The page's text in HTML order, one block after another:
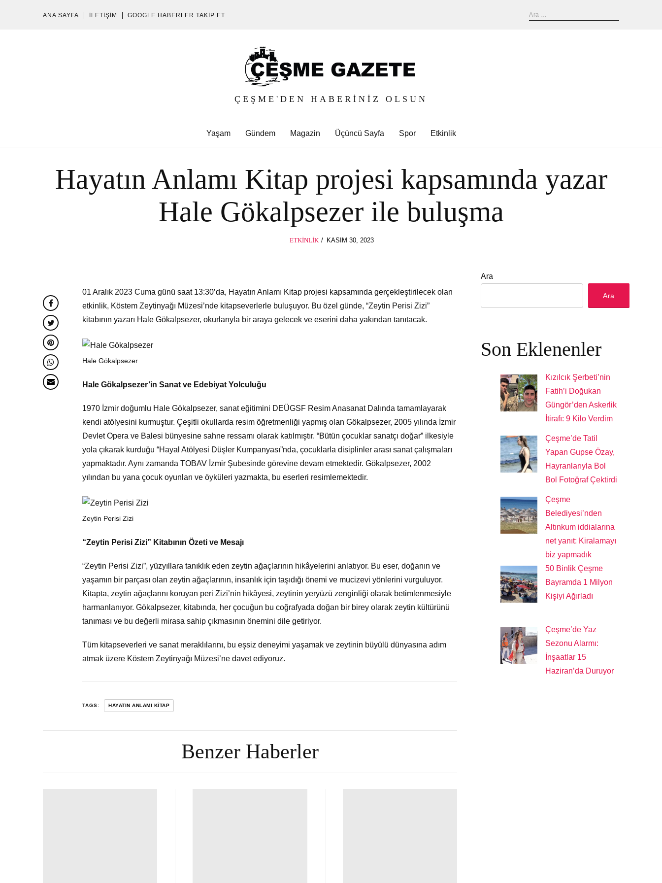
ANA SAYFA İLETIŞIM GOOGLE HABERLER TAKIP ET
ÇEŞME'DEN HABERINIZ OLSUN
Yaşam Gündem Magazin Üçüncü Sayfa Spor Etkinlik
Hayatın Anlamı Kitap projesi kapsamında yazar
Hale Gökalpsezer ile buluşma
ETKINLIK
POSTED
KASIM 30, 2023
01 Aralık 2023 Cuma günü saat 13:30’da, Hayatın Anlamı Kitap projesi kapsamında gerçekleştirilecek olan
etkinlik, Köstem Zeytinyağı Müzesi’nde kitapseverlerle buluşuyor. Bu özel günde, “Zeytin Perisi Zizi”
kitabının yazarı Hale Gökalpsezer, okurlarıyla bir araya gelecek ve eserini daha yakından tanıtacak.
Hale Gökalpsezer
Hale Gökalpsezer’in Sanat ve Edebiyat Yolculuğu
1970 İzmir doğumlu Hale Gökalpsezer, sanat eğitimini DEÜGSF Resim Anasanat Dalında tamamlayarak
kendi atölyesini kurmuştur. Çeşitli okullarda resim öğretmenliği yapmış olan Gökalpsezer, 2005 yılında İzmir
Devlet Opera ve Balesi bünyesine sahne ressamı olarak katılmıştır. “Bütün çocuklar sanatçı doğar” ilkesiyle
yola çıkarak kurduğu “Hayal Atölyesi Düşler Kumpanyası”nda, çocuklarla disiplinler arası sanat çalışmaları
yapmaktadır. Aynı zamanda TOBAV İzmir Şubesinde görevine devam etmektedir. Gökalpsezer, 2002
yılından bu yana çocuk oyunları ve öyküleri yazmakta, bu eserleri resimlemektedir.
Zeytin Perisi Zizi
“Zeytin Perisi Zizi” Kitabının Özeti ve Mesajı
“Zeytin Perisi Zizi”, yüzyıllara tanıklık eden zeytin ağaçlarının hikâyelerini anlatıyor. Bu eser, doğanın ve
yaşamın bir parçası olan zeytin ağaçlarının, insanlık için taşıdığı önemi ve mucizevi yönlerini vurguluyor.
Kitapta, zeytin ağaçlarını koruyan peri Zizi’nin hikâyesi, zeytinin yeryüzü zenginliği olarak betimlenmesiyle
harmanlanıyor. Gökalpsezer, kitabında, her çocuğun bu coğrafyada doğan bir birey olarak zeytin kültürünü
tanıması ve bu değerli mirasa sahip çıkmasının önemini dile getiriyor.
Tüm kitapseverleri ve sanat meraklılarını, bu eşsiz deneyimi yaşamak ve zeytinin büyülü dünyasına adım
atmak üzere Köstem Zeytinyağı Müzesi’ne davet ediyoruz.
TAGS: HAYATIN ANLAMI KITAP
Benzer Haberler
Ara
Ara
Son Eklenenler
Kızılcık Şerbeti’nin
Fatih’i Doğukan
Güngör’den Askerlik
İtirafı: 9 Kilo Verdim
Çeşme’de Tatil
Yapan Gupse Özay,
Hayranlarıyla Bol
Bol Fotoğraf Çektirdi
Çeşme
Belediyesi’nden
Altınkum iddialarına
net yanıt: Kiralamayı
biz yapmadık
50 Binlik Çeşme
Bayramda 1 Milyon
Kişiyi Ağırladı
Çeşme’de Yaz
Sezonu Alarmı:
İnşaatlar 15
Haziran’da Duruyor